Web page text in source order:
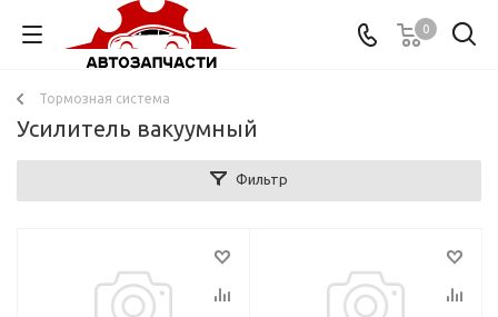
0
Тормозная система
Усилитель вакуумный
Фильтр